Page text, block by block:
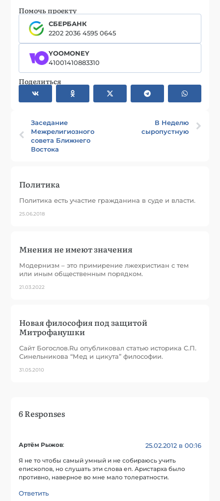
Помочь проекту
СБЕРБАНК
2202 2036 4595 0645
YOOMONEY
41001410883310
Поделиться
Заседание
Межрелигиозного
совета Ближнего
Востока
В Неделю
сыропустную
Политика
Политика есть участие гражданина в суде и власти.
25.06.2018
Мнения не имеют значения
Модернизм – это примирение лжехристиан с тем
или иным общественным порядком.
21.03.2022
Новая философия под защитой
Митрофанушки
Сайт Богослов.Ru опубликовал статью историка С.П.
Синельникова “Мед и цикута” философии.
31.05.2010
6 Responses
Артём Рыжов: 25.02.2012 в 00:16
Я не то чтобы самый умный и не собираюсь учить
епископов, но слушать эти слова еп. Аристарха было
противно, наверное во мне мало толератности.
Ответить